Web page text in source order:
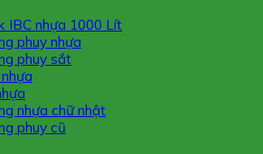
IBC nhựa 1000 Lít
phuy nhựa
phuy sắt
nhựa chữ nhật
phuy cũ